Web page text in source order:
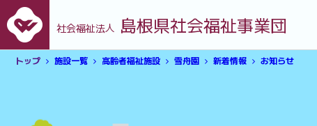
社会福祉法人 島根県社会福祉事業団
トップ 施設一覧 高齢者福祉施設 雪舟園 新着情報 お知らせ